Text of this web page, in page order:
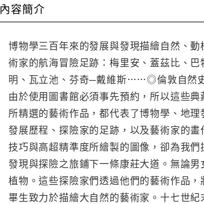
內容簡介
博物學三百年來的發展與發現描繪自然、
術家的航海冒險足跡：梅里安、蓋茲比、
明、瓦立池、芬奇─戴維斯……◎倫敦自然史
由於使用圖書館必須事先預約，所以這些
所精選的藝術作品，都代表了博物學、地
發展歷程、探險家的足跡，以及藝術家的
技巧與高超精準度所繪製的圖像，卻為我
發現與探險之旅鋪下一條康莊大道。無論
植物。這些探險家們透過他們的藝術作品
畢生致力於描繪大自然的藝術家。十七世